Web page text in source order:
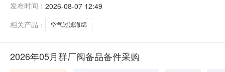
容：空气过滤海棉[FOR新立式BK6015]等一批备件计划
发布时间： 2026-08-07 12:49
相关产品：
空气过滤海绵
2026年05月群厂阀备品备件采购